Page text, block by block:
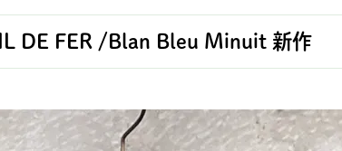
DE FER /Blan Bleu Minuit 新作